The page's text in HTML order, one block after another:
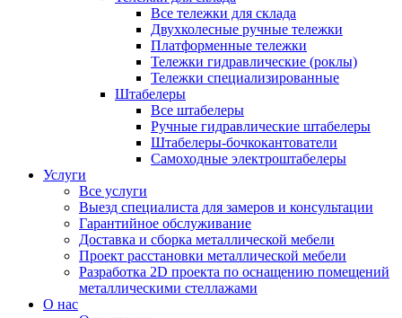
Все тележки для склада
Двухколесные ручные тележки
Платформенные тележки
Тележки гидравлические (роклы)
Тележки специализированные
Штабелеры
Все штабелеры
Ручные гидравлические штабелеры
Штабелеры-бочкокантователи
Самоходные электроштабелеры
Услуги
Все услуги
Выезд специалиста для замеров и консультации
Гарантийное обслуживание
Доставка и сборка металлической мебели
Проект расстановки металлической мебели
Разработка 2D проекта по оснащению помещений
металлическими стеллажами
О нас